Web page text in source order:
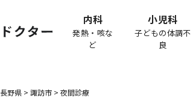
内科
発熱・咳な
ど
小児科
子どもの体調不
良
長野県 > 諏訪市 > 夜間診療